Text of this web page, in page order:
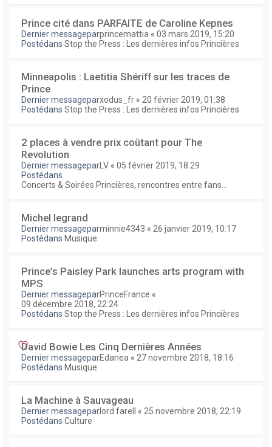
Prince cité dans PARFAITE de Caroline Kepnes
Dernier messageparprincemattia « 03 mars 2019, 15:20
Postédans Stop the Press : Les dernières infos Princières
Minneapolis : Laetitia Shériff sur les traces de
Prince
Dernier messageparxodus_fr « 20 février 2019, 01:38
Postédans Stop the Press : Les dernières infos Princières
2 places à vendre prix coûtant pour The
Revolution
Dernier messagepar LV « 05 février 2019, 18:29
Postédans
Concerts & Soirées Princières, rencontres entre fans...
Michel legrand
Dernier messageparminnie4343 « 26 janvier 2019, 10:17
Postédans Musique
Prince's Paisley Park launches arts program with
MPS
Dernier messageparPrinceFrance «
09 décembre 2018, 22:24
Postédans Stop the Press : Les dernières infos Princières
David Bowie Les Cinq Dernières Années
Dernier messageparEdanea « 27 novembre 2018, 18:16
Postédans Musique
La Machine à Sauvageau
Dernier messageparlord farell « 25 novembre 2018, 22:19
Postédans Culture